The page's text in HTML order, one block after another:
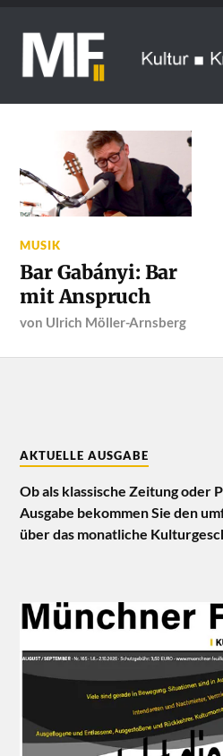
MUSIK
Bar Gabányi: Bar
mit Anspruch
von Ulrich Möller-Arnsberg
AKTUELLE AUSGABE
Ob als klassische Zeitung oder
Ausgabe bekommen Sie den
über das monatliche